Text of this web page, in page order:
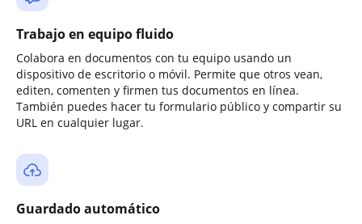
Trabajo en equipo fluido
Colabora en documentos con tu equipo usando un
dispositivo de escritorio o móvil. Permite que otros vean,
editen, comenten y firmen tus documentos en línea.
También puedes hacer tu formulario público y compartir su
URL en cualquier lugar.
Guardado automático